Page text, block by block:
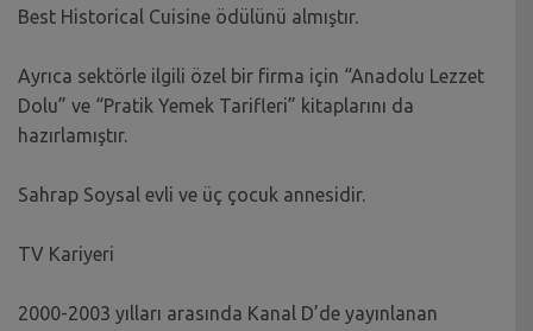
Best Historical Cuisine ödülünü almıştır.
Ayrıca sektörle ilgili özel bir firma için “Anadolu Lezzet
Dolu” ve “Pratik Yemek Tarifleri” kitaplarını da
hazırlamıştır.
Sahrap Soysal evli ve üç çocuk annesidir.
TV Kariyeri
2000-2003 yılları arasında Kanal D’de yayınlanan